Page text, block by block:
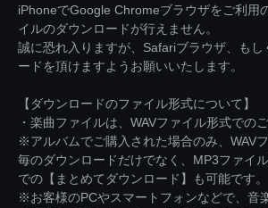
iPhoneでGoogle Chromeブラウザをご利用
イルのダウンロードが行えません。
誠に恐れ入りますが、Safariブラウザ、もし
ードを頂けますようお願いいたします。
【ダウンロードのファイル形式について】
・楽曲ファイルは、WAVファイル形式での
※アルバムでご購入された場合のみ、WAV
毎のダウンロードだけでなく、MP3ファイ
での【まとめてダウンロード】も可能です。
※お客様のPCやスマートフォンなどで、音